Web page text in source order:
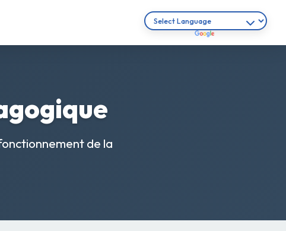
de la